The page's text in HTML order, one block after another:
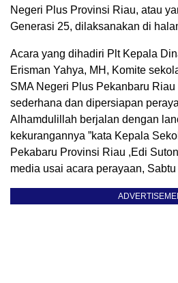
Negeri Plus Provinsi Riau, atau
Generasi 25, dilaksanakan di
Acara yang dihadiri Plt Kepala
Erisman Yahya, MH, Komite
SMA Negeri Plus Pekanbaru
sederhana dan dipersiapan
Alhamdulillah berjalan dengan
kekurangannya ”kata Kepala
Pekabaru Provinsi Riau ,Edi
media usai acara perayaan,